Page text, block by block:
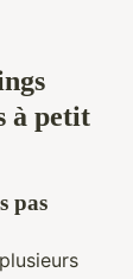
à petit
pas